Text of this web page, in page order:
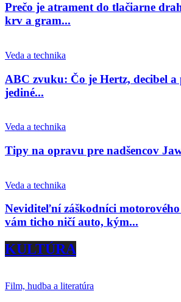
Prečo je atrament do tlačiarne
krv a gram...
Veda a technika
ABC zvuku: Čo je Hertz, decibel a
jediné...
Veda a technika
Tipy na opravu pre nadšencov
Veda a technika
Neviditeľní záškodníci
vám ticho ničí auto, kým...
KULTÚRA
Film, hudba a literatúra